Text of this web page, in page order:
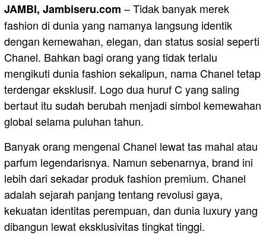
JAMBI, Jambiseru.com – Tidak banyak merek
fashion di dunia yang namanya langsung identik
dengan kemewahan, elegan, dan status sosial seperti
Chanel. Bahkan bagi orang yang tidak terlalu
mengikuti dunia fashion sekalipun, nama Chanel tetap
terdengar eksklusif. Logo dua huruf C yang saling
bertaut itu sudah berubah menjadi simbol kemewahan
global selama puluhan tahun.
Banyak orang mengenal Chanel lewat tas mahal atau
parfum legendarisnya. Namun sebenarnya, brand ini
lebih dari sekadar produk fashion premium. Chanel
adalah sejarah panjang tentang revolusi gaya,
kekuatan identitas perempuan, dan dunia luxury yang
dibangun lewat eksklusivitas tingkat tinggi.